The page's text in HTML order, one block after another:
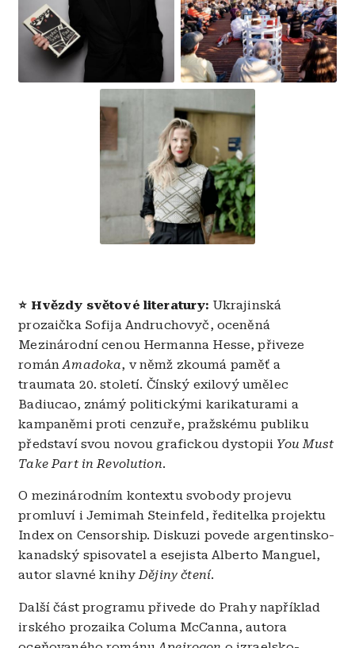
Obrázek
⭐ Hvězdy světové literatury: Ukrajinská
prozaička Sofija Andruchovyč, oceněná
Mezinárodní cenou Hermanna Hesse, přiveze
románAmadoka, v němž zkoumá paměť a
traumata 20. století. Čínský exilový umělec
Badiucao, známý politickými karikaturami a
kampaněmi proti cenzuře, pražskému publiku
představí svou novou grafickou dystopii You Must
Take Part in Revolution.
O mezinárodním kontextu svobody projevu
promluví i Jemimah Steinfeld, ředitelka projektu
Index on Censorship. Diskuzi povede argentinsko-
kanadský spisovatel a esejista Alberto Manguel,
autor slavné knihyDějiny čtení.
Další část programu přivede do Prahy například
irského prozaika Columa McCanna, autora